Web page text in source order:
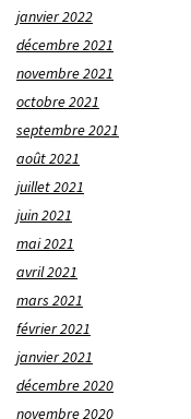
janvier 2022
décembre 2021
novembre 2021
octobre 2021
septembre 2021
août 2021
juillet 2021
juin 2021
mai 2021
avril 2021
mars 2021
février 2021
janvier 2021
décembre 2020
novembre 2020